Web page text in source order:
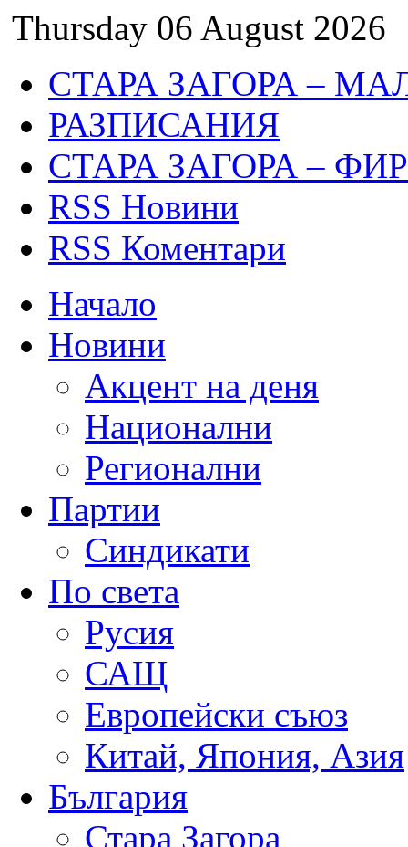
Thursday 06 August 2026
СТАРА ЗАГОРА –
РАЗПИСАНИЯ
СТАРА ЗАГОРА –
RSS Новини
RSS Коментари
Начало
Новини
Акцент на деня
Национални
Регионални
Партии
Синдикати
По света
Русия
САЩ
Европейски съюз
Китай, Япония, Азия
България
Стара Загора